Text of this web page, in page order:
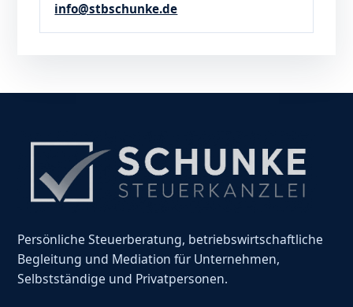
info@stbschunke.de
Persönliche Steuerberatung, betriebswirtschaftliche
Begleitung und Mediation für Unternehmen,
Selbstständige und Privatpersonen.